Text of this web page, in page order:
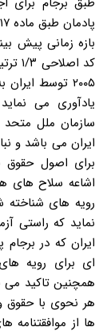
ایران می باشد و
برای اصول حقوق
اشاعه سلاح های
نماید که راستی
ایران که در
ای برای رویه
همچنین تاکید می
هر نحوی با حقوق
ها از موافقتنامه